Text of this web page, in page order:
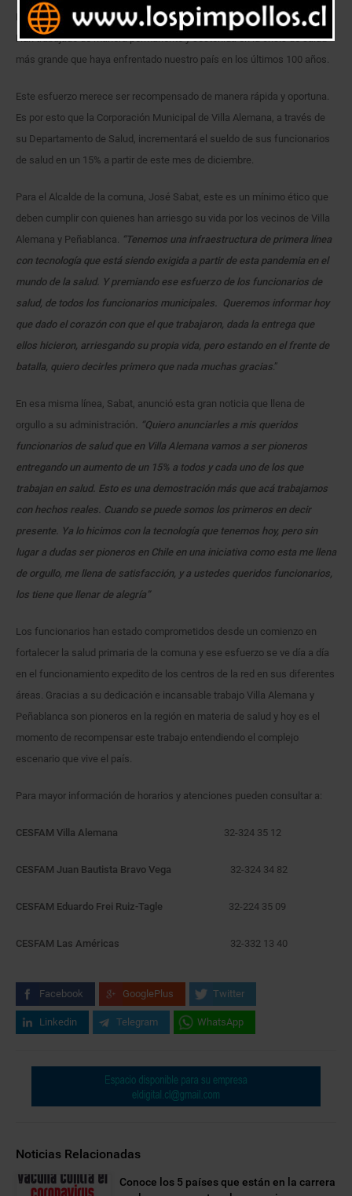
Los funcionarios de la salud son los grandes héroes de esta pandemia.
Han trabajado de manera permanente y sostenida en la crisis de salud
más grande que haya enfrentado nuestro país en los últimos 100 años.
Este esfuerzo merece ser recompensado de manera rápida y oportuna.
Es por esto que la Corporación Municipal de Villa Alemana, a través de
su Departamento de Salud, incrementará el sueldo de sus funcionarios
de salud en un 15% a partir de este mes de diciembre.
Para el Alcalde de la comuna, José Sabat, este es un mínimo ético que
deben cumplir con quienes han arriesgo su vida por los vecinos de Villa
Alemana y Peñablanca. “Tenemos una infraestructura de primera línea
con tecnología que está siendo exigida a partir de esta pandemia en el
mundo de la salud. Y premiando ese esfuerzo de los funcionarios de
salud, de todos los funcionarios municipales. Queremos informar hoy
que dado el corazón con que el que trabajaron, dada la entrega que
ellos hicieron, arriesgando su propia vida, pero estando en el frente de
batalla, quiero decirles primero que nada muchas gracias.”
En esa misma línea, Sabat, anunció esta gran noticia que llena de
orgullo a su administración. “Quiero anunciarles a mis queridos
funcionarios de salud que en Villa Alemana vamos a ser pioneros
entregando un aumento de un 15% a todos y cada uno de los que
trabajan en salud. Esto es una demostración más que acá trabajamos
con hechos reales. Cuando se puede somos los primeros en decir
presente. Ya lo hicimos con la tecnología que tenemos hoy, pero sin
lugar a dudas ser pioneros en Chile en una iniciativa como esta me llena
de orgullo, me llena de satisfacción, y a ustedes queridos funcionarios,
los tiene que llenar de alegría”
Los funcionarios han estado comprometidos desde un comienzo en
fortalecer la salud primaria de la comuna y ese esfuerzo se ve día a día
en el funcionamiento expedito de los centros de la red en sus diferentes
áreas. Gracias a su dedicación e incansable trabajo Villa Alemana y
Peñablanca son pioneros en la región en materia de salud y hoy es el
momento de recompensar este trabajo entendiendo el complejo
escenario que vive el país.
Para mayor información de horarios y atenciones pueden consultar a:
CESFAM Villa Alemana 32-324 35 12
CESFAM Juan Bautista Bravo Vega 32-324 34 82
CESFAM Eduardo Frei Ruiz-Tagle 32-224 35 09
CESFAM Las Américas 32-332 13 40
Facebook GooglePlus Twitter
Linkedin Telegram WhatsApp
Noticias Relacionadas
Conoce los 5 países que están en la carrera